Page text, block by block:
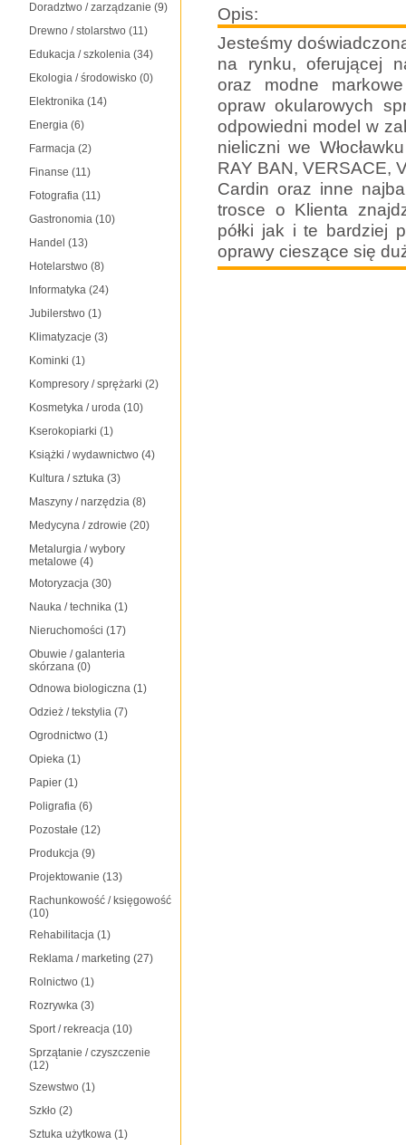
Doradztwo / zarządzanie (9)
Drewno / stolarstwo (11)
Edukacja / szkolenia (34)
Ekologia / środowisko (0)
Elektronika (14)
Energia (6)
Farmacja (2)
Finanse (11)
Fotografia (11)
Gastronomia (10)
Handel (13)
Hotelarstwo (8)
Informatyka (24)
Jubilerstwo (1)
Klimatyzacje (3)
Kominki (1)
Kompresory / sprężarki (2)
Kosmetyka / uroda (10)
Kserokopiarki (1)
Książki / wydawnictwo (4)
Kultura / sztuka (3)
Maszyny / narzędzia (8)
Medycyna / zdrowie (20)
Metalurgia / wybory
metalowe (4)
Motoryzacja (30)
Nauka / technika (1)
Nieruchomości (17)
Obuwie / galanteria
skórzana (0)
Odnowa biologiczna (1)
Odzież / tekstylia (7)
Ogrodnictwo (1)
Opieka (1)
Papier (1)
Poligrafia (6)
Pozostałe (12)
Produkcja (9)
Projektowanie (13)
Rachunkowość / księgowość
(10)
Rehabilitacja (1)
Reklama / marketing (27)
Rolnictwo (1)
Rozrywka (3)
Sport / rekreacja (10)
Sprzątanie / czyszczenie
(12)
Szewstwo (1)
Szkło (2)
Sztuka użytkowa (1)
Opis:
Jesteśmy
na rynku, oferującej
oraz modne
opraw okularowych
odpowiedni model w
nieliczni we
RAY BAN, VERSACE,
Cardin oraz inne
trosce o Klienta
półki jak i te bardziej
oprawy cieszące się